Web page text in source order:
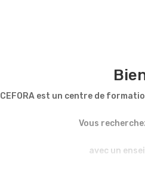
CEFORA est un centre de
Vous
avec un